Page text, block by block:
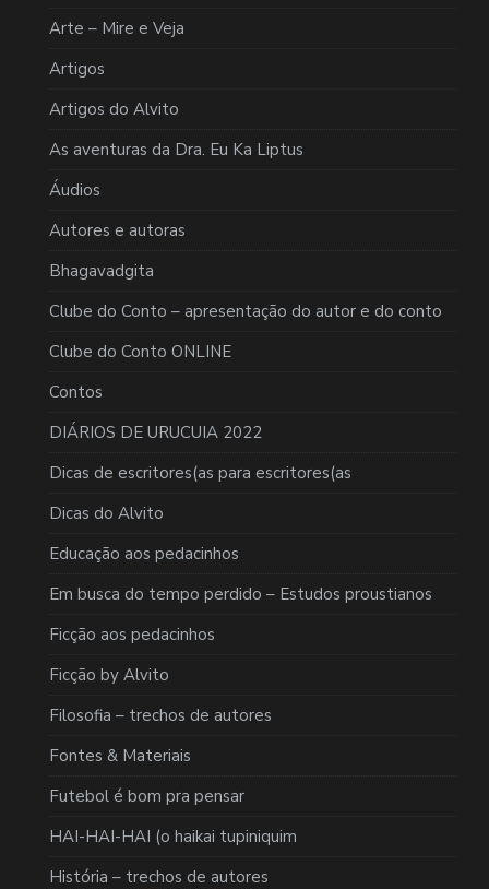
Arte – Mire e Veja
Artigos
Artigos do Alvito
As aventuras da Dra. Eu Ka Liptus
Áudios
Autores e autoras
Bhagavadgita
Clube do Conto – apresentação do autor e do conto
Clube do Conto ONLINE
Contos
DIÁRIOS DE URUCUIA 2022
Dicas de escritores(as para escritores(as
Dicas do Alvito
Educação aos pedacinhos
Em busca do tempo perdido – Estudos proustianos
Ficção aos pedacinhos
Ficção by Alvito
Filosofia – trechos de autores
Fontes & Materiais
Futebol é bom pra pensar
HAI-HAI-HAI (o haikai tupiniquim
História – trechos de autores